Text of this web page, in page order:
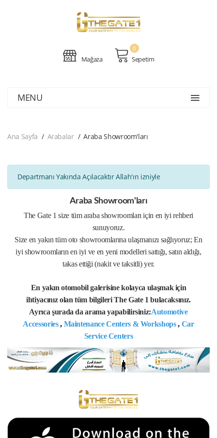
Mağaza Sepetim
0
MENU
Ana Sayfa Arabalar Araba Showroom'ları
Departmanı Yakında Açılacaktır Allah'ın izniyle
Araba Showroom'ları
The Gate 1 size tüm araba showroomları için en iyi rehberi
sunuyoruz.
Size en yakın tüm oto showroomlarına ulaşmanızı sağlıyoruz; En
iyi showroomların en iyi ve en yeni modelleri sattığı, satın aldığı,
takas ettiği (nakit ve taksitli) yer.
En yakın otomobil galerisine kolayca ulaşmak için
ihtiyacınız olan tüm bilgileri The Gate 1 bulacaksınız.
Ayrıca şurada da arama yapabilirsiniz:Automotive
Accessories, Maintenance Centers & Workshops, Car
Service Centers